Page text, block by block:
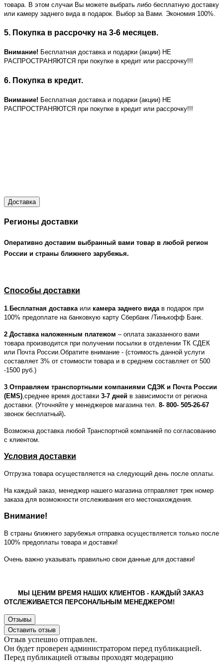
товара. В этом случаи Вы можете выбрать либо бесплатную доставку
или камеру заднего вида в подарок. Выбор за Вами. Экономия 100%.
5. Покупка в рассрочку на 3-6 месяцев.
Внимание! Бесплатная доставка и подарки (акции) НЕ
РАСПРОСТРАНЯЮТСЯ при покупке в кредит или рассрочку!!!
6. Покупка в кредит.
Внимание! Бесплатная доставка и подарки (акции) НЕ
РАСПРОСТРАНЯЮТСЯ при покупке в кредит или рассрочку!!!
Доставка
Регионы доставки
Оперативно доставим выбранный вами товар в любой регион
России и страны ближнего зарубежья.
Способы доставки
1 Бесплатная доставка или камера заднего вида в подарок при
100% предоплате на банковкую карту Сбербанк /Тинькофф Банк.
2 Доставка наложенным платежом – оплата заказанного вами
товара производится при получении посылки в отделении ТК СДЕК
или Почта России.Обратите внимание - (стоимость данной услуги
составляет 3% от стоимости товара и в среднем составляет от 500
-1500 руб.)
3 Отправляем транспортными компаниями СДЭК и Почта России
(EMS) ,среднее время доставки 3-7 дней в зависимости от региона
доставки. (Уточняйте у менеджеров магазина тел. 8- 800- 505-26-67
звонок бесплатный).
Возможна доставка любой Транспортной компанией по согласованию
с клиентом.
Условия доставки
Отгрузка товара осуществляется на следующий день после оплаты.
На каждый заказ, менеджер нашего магазина отправляет трек номер
заказа для возможности отслеживания его местонахождения.
Внимание!
В страны ближнего зарубежья отправка осуществляется только после
100% предоплаты товара и доставки!
Очень важно указывать правильно свои данные для доставки!
МЫ ЦЕНИМ ВРЕМЯ НАШИХ КЛИЕНТОВ - КАЖДЫЙ ЗАКАЗ
ОТСЛЕЖИВАЕТСЯ ПЕРСОНАЛЬНЫМ МЕНЕДЖЕРОМ!
Отзывы
Оставить отзыв
Отзыв успешно отправлен.
Он будет проверен администратором перед публикацией.
Перед публикацией отзывы проходят модерацию